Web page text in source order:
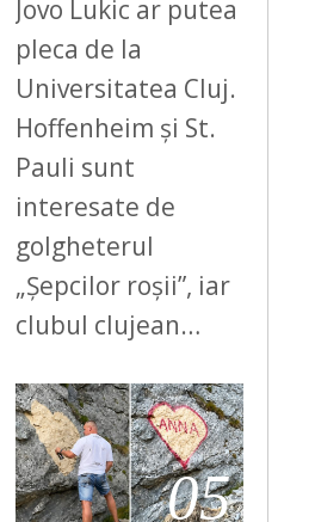
Jovo Lukic ar putea
pleca de la
Universitatea Cluj.
Hoffenheim și St.
Pauli sunt
interesate de
golgheterul
„Șepcilor roșii”, iar
clubul clujean…
05